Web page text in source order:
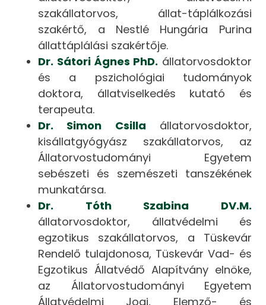
szakállatorvos, állat-táplálkozási
szakértő, a Nestlé Hungária Purina
állattáplálási szakértője.
Dr. Sátori Ágnes PhD. állatorvosdoktor
és a pszichológiai tudományok
doktora, állatviselkedés kutató és
terapeuta.
Dr. Simon Csilla állatorvosdoktor,
kisállatgyógyász szakállatorvos, az
Állatorvostudományi Egyetem
sebészeti és szemészeti tanszékének
munkatársa.
Dr. Tóth Szabina DV.M.
állatorvosdoktor, állatvédelmi és
egzotikus szakállatorvos, a Tüskevár
Rendelő tulajdonosa, Tüskevár Vad- és
Egzotikus Állatvédő Alapítvány elnöke,
az Állatorvostudományi Egyetem
Állatvédelmi Jogi, Elemző- és